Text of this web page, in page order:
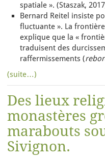
spatiale ». (Staszak,
Bernard Reitel insiste
fluctuante ». La
explique que la «
traduisent des
raffermissements (
(suite…)
Des lieux
monastères
marabouts
Sivignon.